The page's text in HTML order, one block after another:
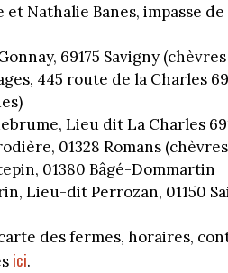
et Nathalie Banes, impasse
69175 Savigny
445 route de la Charles
Lieu dit La Charles
01328 Romans
01380 Bâgé-Dommartin
Lieu-dit Perrozan, 01150
des fermes, horaires,
ici.